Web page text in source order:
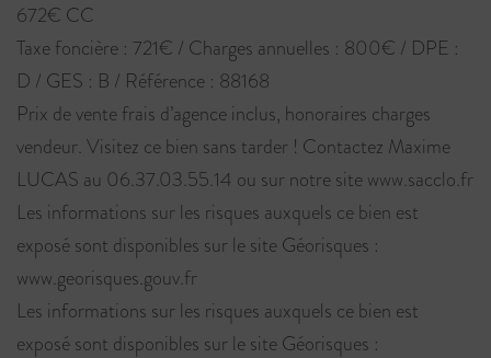
672€ CC
Taxe foncière : 721€ / Charges annuelles : 800€ / DPE :
D / GES : B / Référence : 88168
Prix de vente frais d’agence inclus, honoraires charges
vendeur. Visitez ce bien sans tarder ! Contactez Maxime
LUCAS au 06.37.03.55.14 ou sur notre site www.sacclo.fr
Les informations sur les risques auxquels ce bien est
exposé sont disponibles sur le site Géorisques :
www.georisques.gouv.fr
Les informations sur les risques auxquels ce bien est
exposé sont disponibles sur le site Géorisques :